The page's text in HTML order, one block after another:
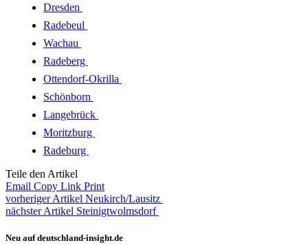
Dresden
Radebeul
Wachau
Radeberg
Ottendorf-Okrilla
Schönborn
Langebrück
Moritzburg
Radeburg
Teile den Artikel
Email Copy Link Print
vorheriger Artikel Neukirch/Lausitz
nächster Artikel Steinigtwolmsdorf
Neu auf deutschland-insight.de